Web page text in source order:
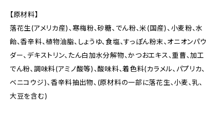
【原材料】
落花生(アメリカ産)、寒梅粉、砂糖、でん粉、米(国産)、小麦粉、水
飴、香辛料、植物油脂、しょうゆ、食塩、すっぽん粉末、オニオンパウ
ダー、デキストリン、たん白加水分解物、かつおエキス、重曹、加工
でん粉、調味料(アミノ酸等)、酸味料、着色料(カラメル、パプリカ、
ベニコウジ)、香辛料抽出物、(原材料の一部に落花生、小麦、乳、
大豆を含む)